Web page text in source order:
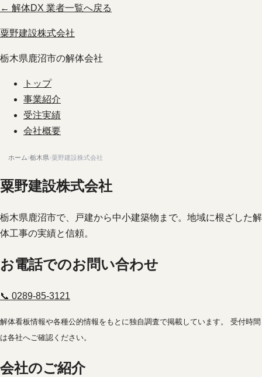
← 解体DX 業者一覧へ戻る
粟野建設株式会社
栃木県鹿沼市の解体会社
トップ
事業紹介
受注実績
会社概要
ホーム›栃木県›粟野建設株式会社
粟野建設株式会社
栃木県鹿沼市で、戸建から中小建築物まで。地域に根ざした解
体工事の実績と信頼。
お電話でのお問い合わせ
📞 0289-85-3121
解体看板情報や各種公的情報をもとに独自調査で掲載しています。 受付時間
は各社へご確認ください。
会社のご紹介